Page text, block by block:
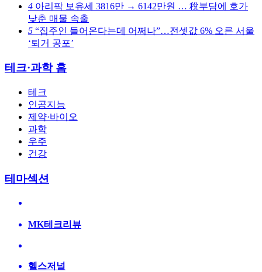
4 아리팍 보유세 3816만 → 6142만원 … 稅부담에 호가
낮춘 매물 속출
5 “집주인 들어온다는데 어쩌나”…전셋값 6% 오른 서울
‘퇴거 공포’
테크·과학 홈
테크
인공지능
제약·바이오
과학
우주
건강
테마섹션
MK테크리뷰
헬스저널